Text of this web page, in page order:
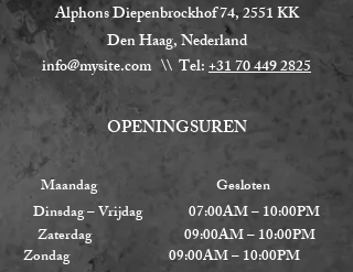
Alphons Diepenbrockhof 74, 2551 KK
Den Haag, Nederland
info@mysite.com\\ Tel:+31 70 449 2825
OPENINGSUREN
Maandag Gesloten
Dinsdag – Vrijdag 07:00AM – 10:00PM
Zaterdag 09:00AM – 10:00PM
Zondag 09:00AM – 10:00PM